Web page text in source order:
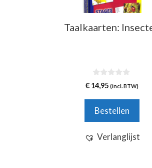
Taalkaarten:
0
v
5
€ 14,95 (incl. BTW)
Bestellen
Verlanglijst